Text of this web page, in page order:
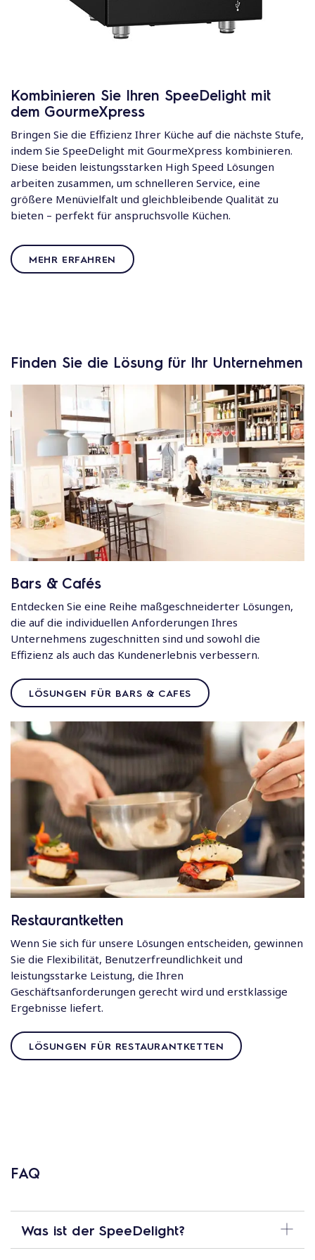
Kombinieren Sie Ihren SpeeDelight mit
dem GourmeXpress
Bringen Sie die Effizienz Ihrer Küche auf die nächste Stufe,
indem Sie SpeeDelight mit GourmeXpress kombinieren.
Diese beiden leistungsstarken High Speed Lösungen
arbeiten zusammen, um schnelleren Service, eine
größere Menüvielfalt und gleichbleibende Qualität zu
bieten – perfekt für anspruchsvolle Küchen.
MEHR ERFAHREN
Finden Sie die Lösung für Ihr Unternehmen
Bars & Cafés
Entdecken Sie eine Reihe maßgeschneiderter Lösungen,
die auf die individuellen Anforderungen Ihres
Unternehmens zugeschnitten sind und sowohl die
Effizienz als auch das Kundenerlebnis verbessern.
LÖSUNGEN FÜR BARS & CAFES
Restaurantketten
Wenn Sie sich für unsere Lösungen entscheiden, gewinnen
Sie die Flexibilität, Benutzerfreundlichkeit und
leistungsstarke Leistung, die Ihren
Geschäftsanforderungen gerecht wird und erstklassige
Ergebnisse liefert.
LÖSUNGEN FÜR RESTAURANTKETTEN
FAQ
Was ist der SpeeDelight?